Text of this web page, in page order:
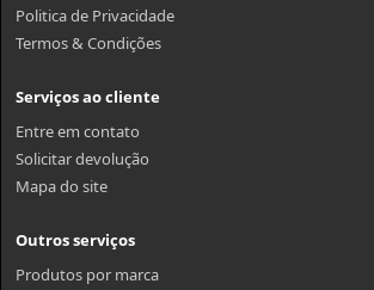
Politica de Privacidade
Termos & Condições
Serviços ao cliente
Entre em contato
Solicitar devolução
Mapa do site
Outros serviços
Produtos por marca